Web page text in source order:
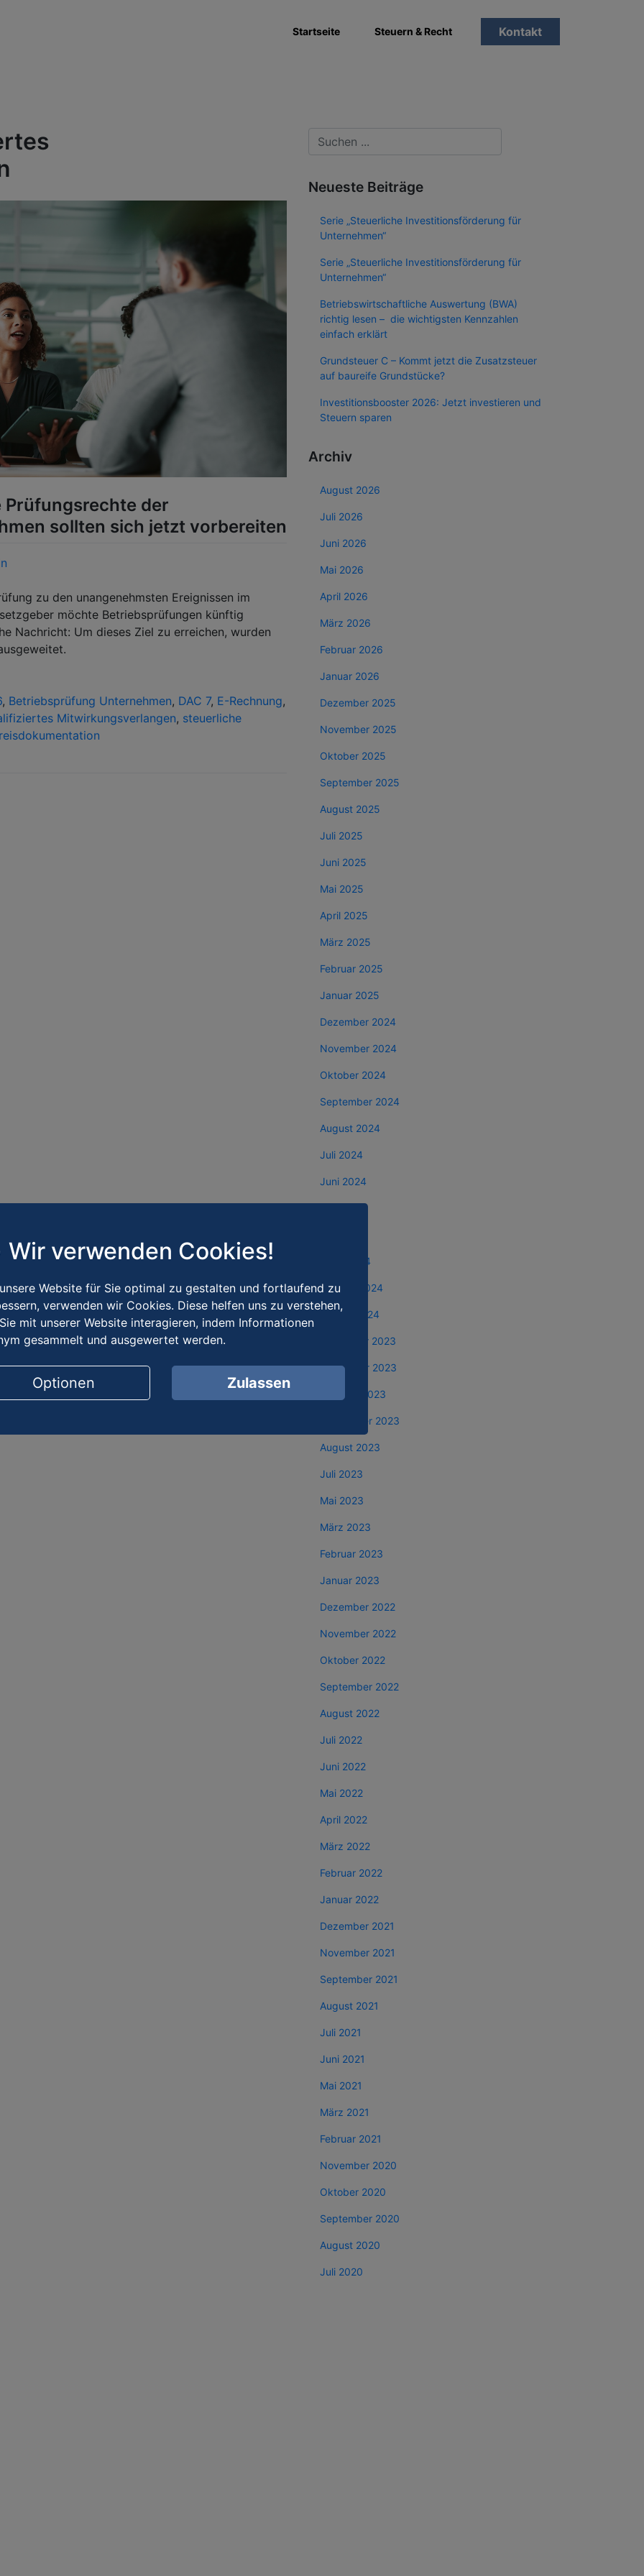
Startseite Steuern & Recht Kontakt
der
sollten sich jetzt vorbereiten
zu den unangenehmsten Ereignissen im
möchte Betriebsprüfungen künftig
Nachricht: Um dieses Ziel zu erreichen, wurden
, Betriebsprüfung Unternehmen, DAC 7, E-Rechnung,
Mitwirkungsverlangen, steuerliche
Neueste Beiträge
Serie „Steuerliche Investitionsförderung für
Unternehmen“
Serie „Steuerliche Investitionsförderung für
Unternehmen“
Betriebswirtschaftliche Auswertung (BWA)
richtig lesen – die wichtigsten Kennzahlen
einfach erklärt
Grundsteuer C – Kommt jetzt die Zusatzsteuer
auf baureife Grundstücke?
Investitionsbooster 2026: Jetzt investieren und
Steuern sparen
Archiv
August 2026
Juli 2026
Juni 2026
Mai 2026
April 2026
März 2026
Februar 2026
Januar 2026
Dezember 2025
November 2025
Oktober 2025
September 2025
August 2025
Juli 2025
Juni 2025
Mai 2025
April 2025
März 2025
Februar 2025
Januar 2025
Dezember 2024
November 2024
Oktober 2024
September 2024
August 2024
Juli 2024
Juni 2024
März 2024
Februar 2024
Januar 2024
Dezember 2023
November 2023
Oktober 2023
September 2023
August 2023
Juli 2023
Mai 2023
März 2023
Februar 2023
Januar 2023
Dezember 2022
November 2022
Oktober 2022
September 2022
August 2022
Juli 2022
Juni 2022
Mai 2022
April 2022
März 2022
Februar 2022
Januar 2022
Dezember 2021
November 2021
September 2021
August 2021
Juli 2021
Juni 2021
Mai 2021
März 2021
Februar 2021
November 2020
Oktober 2020
September 2020
August 2020
Juli 2020
Wir verwenden Cookies!
Website für Sie optimal zu gestalten und fortlaufend zu
verwenden wir Cookies. Diese helfen uns zu verstehen,
mit unserer Website interagieren, indem Informationen
gesammelt und ausgewertet werden.
Zulassen
Optionen